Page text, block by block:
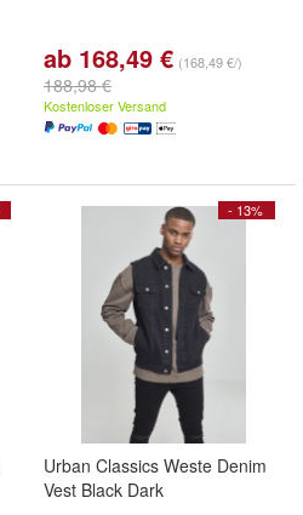
ab 168,49 € (168,49 €/)
188,98 €
Kostenloser Versand
- 13%
Urban Classics Weste Denim
Vest Black Dark